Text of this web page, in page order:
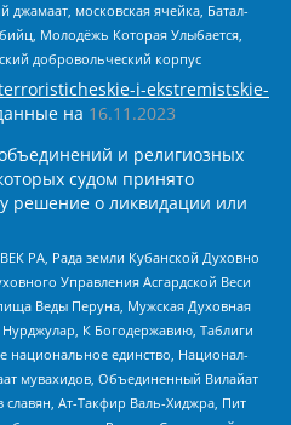
московская ячейка, Батал-
Молодёжь Которая Улыбается,
добровольческий корпус
i-ekstremistskie-
на 16.11.2023
и религиозных
судом принято
решение о ликвидации или
РА, Рада земли Кубанской Духовно
Управления Асгардской Веси
Веды Перуна, Мужская Духовная
К Богодержавию, Таблиги
национальное единство, Национал-
мувахидов, Объединенный Вилайат
Ат-Такфир Валь-Хиджра, Пит